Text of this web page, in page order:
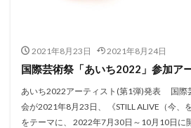
2021年8月23日 2021年8月24日
国際芸術祭「あいち2022」参加ア
あいち2022アーティスト(第1弾)発表 国際
会が2021年8月23日、 《STILL ALIVE（今、
をテーマに、 2022年7月30日～10月10日に